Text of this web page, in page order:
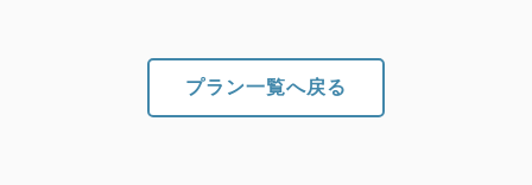
プラン一覧へ戻る